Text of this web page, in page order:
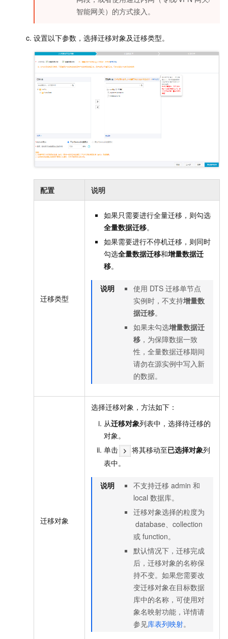
智能网关）的方式接入。
设置以下参数，选择迁移对象及迁移类型。
配置 说明
迁移类型
如果只需要进行全量迁移，则勾选
全量数据迁移。
如果需要进行不停机迁移，则同时
勾选全量数据迁移和增量数据迁
移。
说明 使用 DTS 迁移单节点
实例时，不支持增量数
据迁移。
如果未勾选增量数据迁
移 ，为保障数据一致
性，全量数据迁移期间
请勿在源实例中写入新
的数据。
迁移对象
选择迁移对象，方法如下：
从迁移对象列表中，选择待迁移的
对象。
单击
将其移动至已选择对象列
表中。
说明 不支持迁移 admin 和
local 数据库。
迁移对象选择的粒度为
database、collection
或 function。
默认情况下，迁移完成
后，迁移对象的名称保
持不变。如果您需要改
变迁移对象在目标数据
库中的名称，可使用对
象名映射功能，详情请
参见库表列映射。